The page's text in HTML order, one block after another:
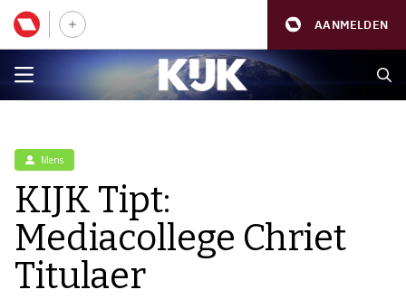
AANMELDEN
Mens
KIJK Tipt:
Mediacollege Chriet
Titulaer